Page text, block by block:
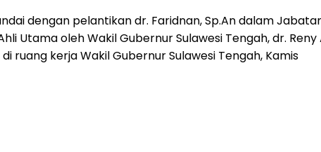
dengan pelantikan dr. Faridnan, Sp.An dalam
Utama oleh Wakil Gubernur Sulawesi Tengah, dr. Reny
di ruang kerja Wakil Gubernur Sulawesi Tengah, Kamis